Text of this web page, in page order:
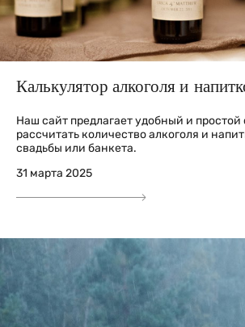
Калькулятор алкоголя и
Наш сайт предлагает удобный и простой
рассчитать количество алкоголя и
свадьбы или банкета.
31 марта 2025